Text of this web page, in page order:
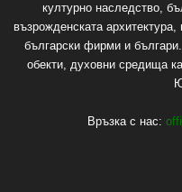
културно наследство,
възрожденската
български фирми и
обекти, духовни средища
Връзка с нас: